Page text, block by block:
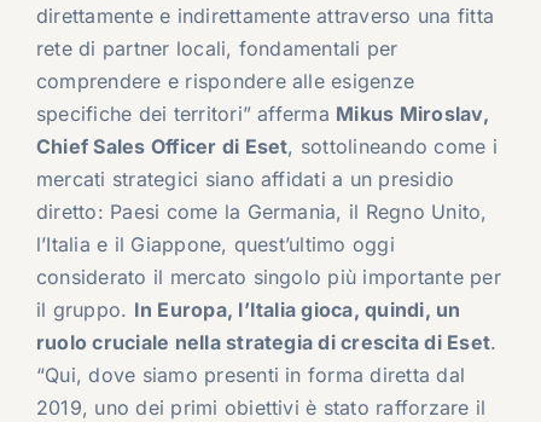
direttamente e indirettamente attraverso una fitta
rete di partner locali, fondamentali per
comprendere e rispondere alle esigenze
specifiche dei territori” afferma Mikus Miroslav,
Chief Sales Officer di Eset, sottolineando come i
mercati strategici siano affidati a un presidio
diretto: Paesi come la Germania, il Regno Unito,
l’Italia e il Giappone, quest’ultimo oggi
considerato il mercato singolo più importante per
il gruppo. In Europa, l’Italia gioca, quindi, un
ruolo cruciale nella strategia di crescita di Eset.
“Qui, dove siamo presenti in forma diretta dal
2019, uno dei primi obiettivi è stato rafforzare il